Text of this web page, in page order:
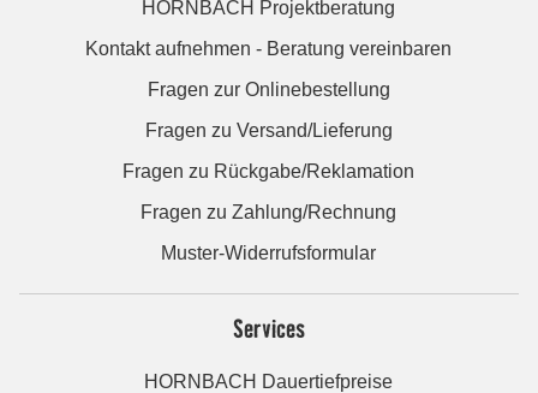
HORNBACH Projektberatung
Kontakt aufnehmen - Beratung vereinbaren
Fragen zur Onlinebestellung
Fragen zu Versand/Lieferung
Fragen zu Rückgabe/Reklamation
Fragen zu Zahlung/Rechnung
Muster-Widerrufsformular
Services
HORNBACH Dauertiefpreise